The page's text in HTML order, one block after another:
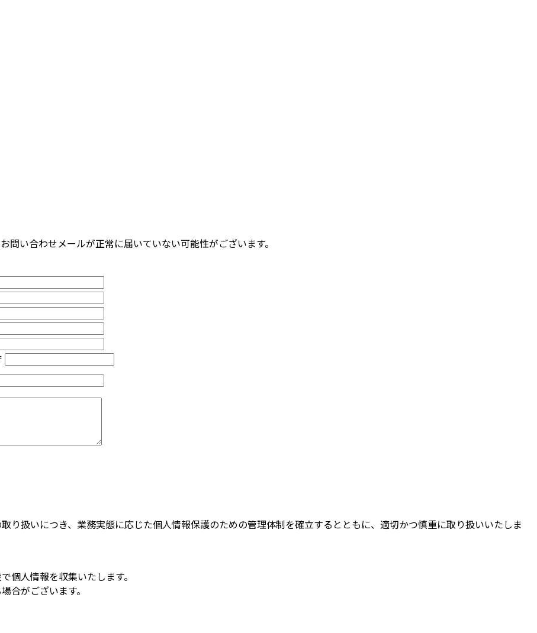
い合わせメールが正常に届いていない可能性がございます。
扱いにつき、業務実態に応じた個人情報保護のための管理体制を確立するとともに、適切かつ慎重に取り扱いいたしま
個人情報を収集いたします。
合がございます。